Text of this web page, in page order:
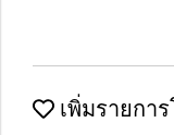
เพิ่มรายกา